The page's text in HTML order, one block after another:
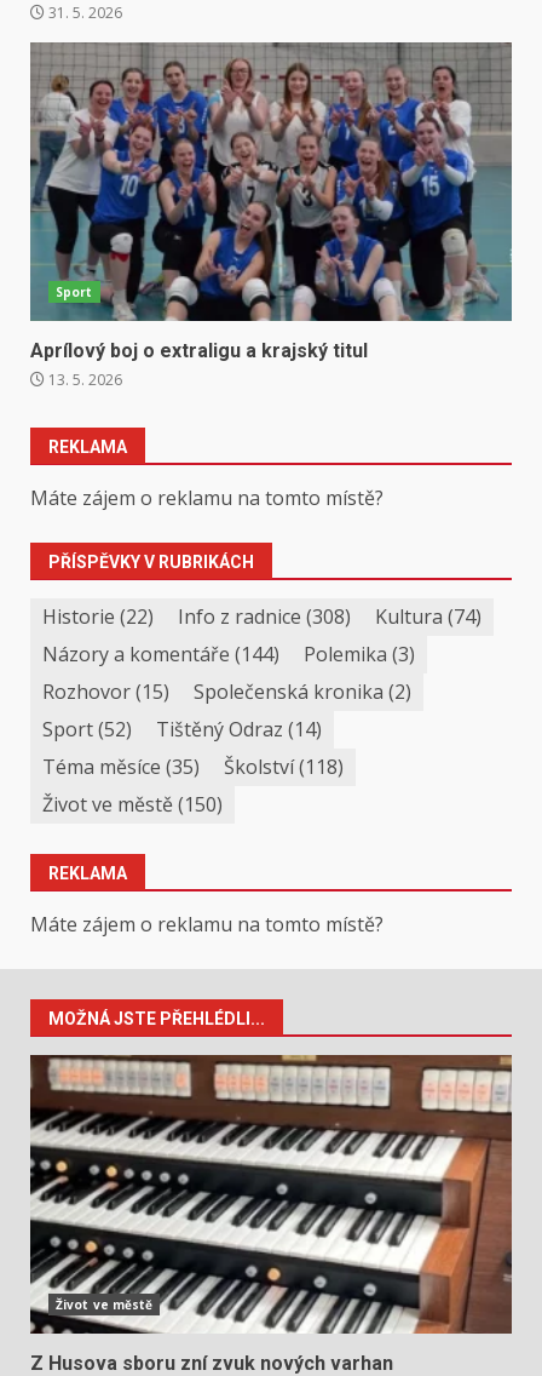
31. 5. 2026
Sport
Aprílový boj o extraligu a krajský titul
13. 5. 2026
REKLAMA
Máte zájem o reklamu na tomto místě?
PŘÍSPĚVKY V RUBRIKÁCH
Historie (22) Info z radnice (308) Kultura (74)
Názory a komentáře (144) Polemika (3)
Rozhovor(15) Společenská kronika (2)
Sport(52) Tištěný Odraz (14)
Téma měsíce (35) Školství(118)
Život ve městě(150)
REKLAMA
Máte zájem o reklamu na tomto místě?
MOŽNÁ JSTE PŘEHLÉDLI...
Život ve městě
Z Husova sboru zní zvuk nových varhan